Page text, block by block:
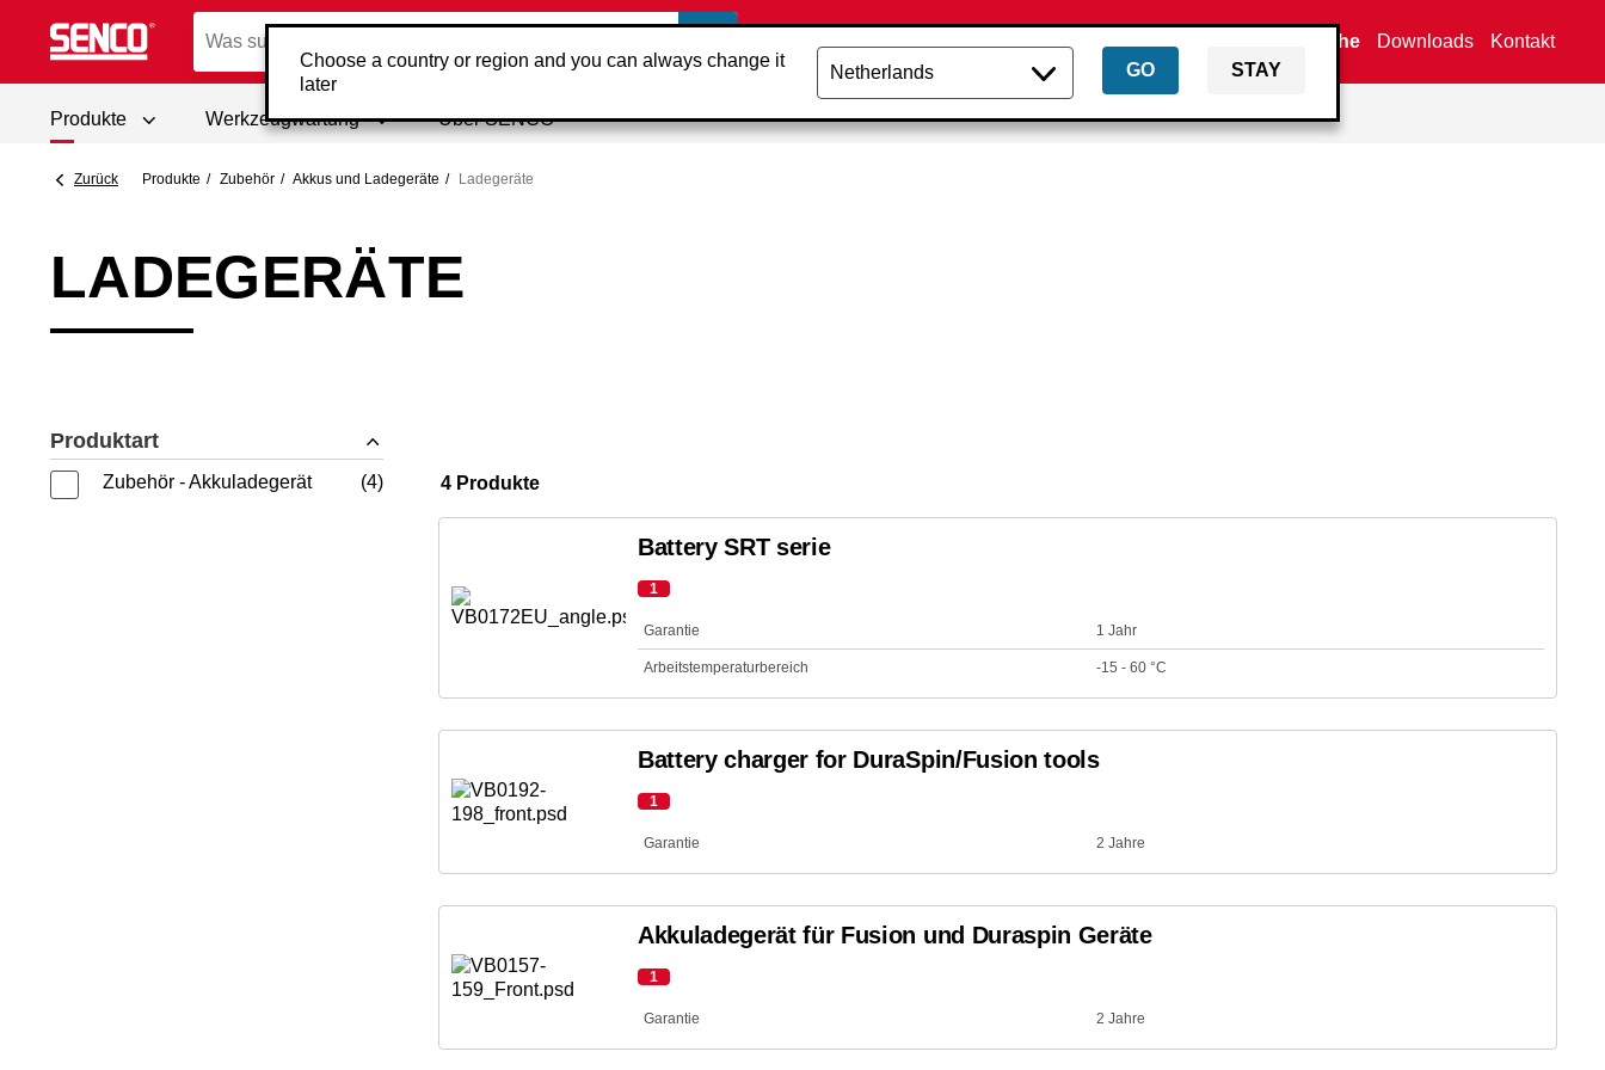
Choose a country or region and you can always change it
later
GO STAY
Händlersuche Downloads Kontakt
Produkte Werkzeugwartung Über SENCO
Zurück Produkte Zubehör Akkus und Ladegeräte Ladegeräte
LADEGERÄTE
Produktart
Zubehör - Akkuladegerät 4 4 Produkte
Battery SRT serie
1
Garantie 1 Jahr
Arbeitstemperaturbereich -15 - 60 °C
Battery charger for DuraSpin/Fusion tools
1
Garantie 2 Jahre
Akkuladegerät für Fusion und Duraspin Geräte
1
Garantie 2 Jahre